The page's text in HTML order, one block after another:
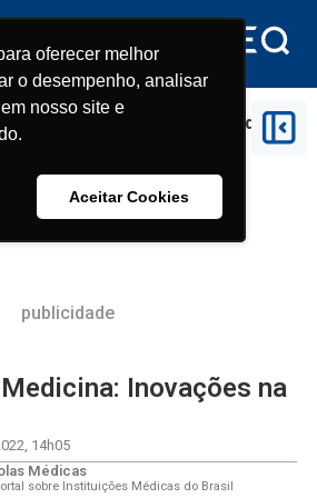
oferecer melhor
o desempenho, analisar
nosso site e
Aceitar Cookies
oferecer melhor
o desempenho, analisar
nosso site e
Aceitar Cookies
Medicina: Inovações na saúde
publicidade
Inovações na
, 14h05
Médicas
sobre Instituições Médicas do Brasil